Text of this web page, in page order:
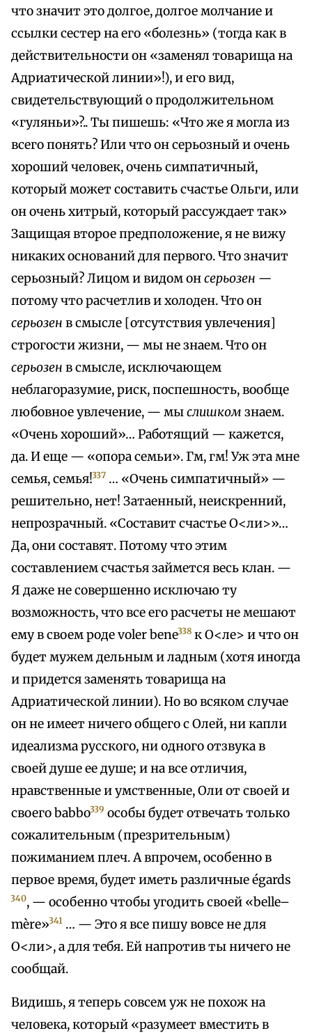
что значит это долгое, долгое молчание и
ссылки сестер на его «болезнь» (тогда как в
действительности он «заменял товарища на
Адриатической линии»!), и его вид,
свидетельствующий о продолжительном
«гуляньи»?.. Ты пишешь: «Что же я могла из
всего понять? Или что он серьозный и очень
хороший человек, очень симпатичный,
который может составить счастье Ольги, или
он очень хитрый, который рассуждает так»
Защищая второе предположение, я не вижу
никаких оснований для первого. Что значит
серьозный? Лицом и видом онсерьозен —
потому что расчетлив и холоден. Что он
серьозен в смысле [отсутствия увлечения]
строгости жизни, — мы не знаем. Что он
серьозен в смысле, исключающем
неблагоразумие, риск, поспешность, вообще
любовное увлечение, — мыслишком знаем.
«Очень хороший»… Работящий — кажется,
да. И еще — «опора семьи». Гм, гм! Уж эта мне
семья, семья!337 … «Очень симпатичный» —
решительно, нет! Затаенный, неискренний,
непрозрачный. «Составит счастье О<ли>»…
Да, они составят. Потому что этим
составлением счастья займется весь клан. —
Я даже не совершенно исключаю ту
возможность, что все его расчеты не мешают
ему в своем роде voler bene338 к О<ле> и что он
будет мужем дельным и ладным (хотя иногда
и придется заменять товарища на
Адриатической линии). Но во всяком случае
он не имеет ничего общего с Олей, ни капли
идеализма русского, ни одного отзвука в
своей душе ее душе; и на все отличия,
нравственные и умственные, Оли от своей и
своего babbo339 особы будет отвечать только
сожалительным (презрительным)
пожиманием плеч. А впрочем, особенно в
первое время, будет иметь различные égards
340, — особенно чтобы угодить своей «belle–
mère»341 … — Это я все пишу вовсе не для
О<ли>, а для тебя. Ей напротив ты ничего не
сообщай.
Видишь, я теперь совсем уж не похож на
человека, который «разумеет вместить в